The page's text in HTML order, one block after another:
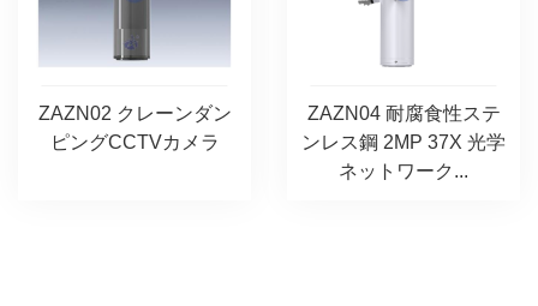
ZAZN02 クレーンダン
ピングCCTVカメラ
ZAZN04 耐腐食性ステ
ンレス鋼 2MP 37X 光学
ネットワーク...